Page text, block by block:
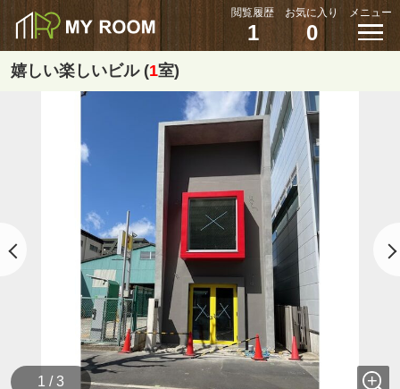
閲覧履歴
1
お気に入り
0
メニュー
嬉しい楽しいビル (1室)
1 / 3